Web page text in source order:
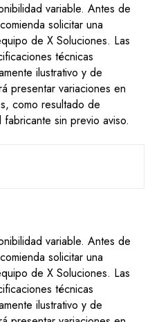
variable. Antes de
solicitar una
de X Soluciones. Las
técnicas
ilustrativo y de
presentar variaciones en
como resultado de
sin previo aviso.
variable. Antes de
solicitar una
de X Soluciones. Las
técnicas
ilustrativo y de